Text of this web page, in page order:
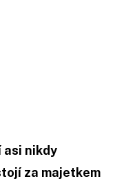
asi nikdy
za majetkem